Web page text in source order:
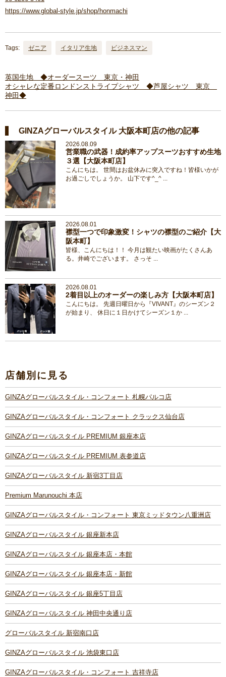
https://www.global-style.jp/shop/honmachi
Tags: ゼニア イタリア生地 ビジネスマン
英国生地 ◆オーダースーツ 東京・神田
オシャレな定番ロンドンストライプシャツ ◆芦屋シャツ 東京
神田◆
GINZAグローバルスタイル 大阪本町店の他の記事
2026.08.09
営業職の武器！成約率アップスーツおすすめ生地
３選【大阪本町店】
こんにちは。 世間はお盆休みに突入ですね！皆様いかが
お過ごしでしょうか。 山下です^_^ ...
2026.08.01
襟型一つで印象激変！シャツの襟型のご紹介【大
阪本町】
皆様、こんにちは！！ 今月は観たい映画がたくさんあ
る。井崎でございます。 さっそ ...
2026.08.01
2着目以上のオーダーの楽しみ方【大阪本町店】
こんにちは。 先週日曜日から『VIVANT』のシーズン２
が始まり、 休日に１日かけてシーズン１か ...
店舗別に見る
GINZAグローバルスタイル・コンフォート 札幌パルコ店
GINZAグローバルスタイル・コンフォート クラックス仙台店
GINZAグローバルスタイル PREMIUM 銀座本店
GINZAグローバルスタイル PREMIUM 表参道店
GINZAグローバルスタイル 新宿3丁目店
Premium Marunouchi 本店
GINZAグローバルスタイル・コンフォート 東京ミッドタウン八重洲店
GINZAグローバルスタイル 銀座新本店
GINZAグローバルスタイル 銀座本店・本館
GINZAグローバルスタイル 銀座本店・新館
GINZAグローバルスタイル 銀座5丁目店
GINZAグローバルスタイル 神田中央通り店
グローバルスタイル 新宿南口店
GINZAグローバルスタイル 池袋東口店
GINZAグローバルスタイル・コンフォート 吉祥寺店